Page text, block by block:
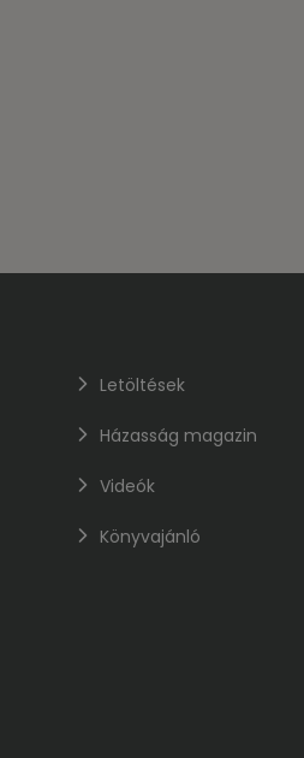
Letöltések
Házasság magazin
Videók
Könyvajánló